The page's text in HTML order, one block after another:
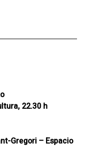
22.30 h
Gregori – Espacio